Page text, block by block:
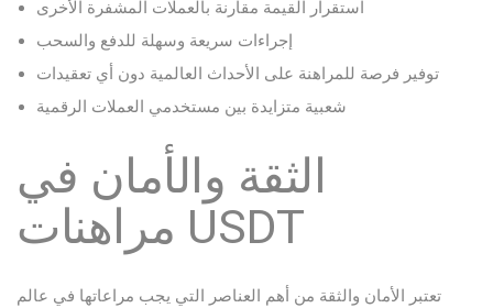
استقرار القيمة مقارنة بالعملات المشفرة الأخرى
إجراءات سريعة وسهلة للدفع والسحب
توفير فرصة للمراهنة على الأحداث العالمية دون أي تعقيدات
شعبية متزايدة بين مستخدمي العملات الرقمية
الثقة والأمان في
مراهنات USDT
تعتبر الأمان والثقة من أهم العناصر التي يجب مراعاتها في عالم